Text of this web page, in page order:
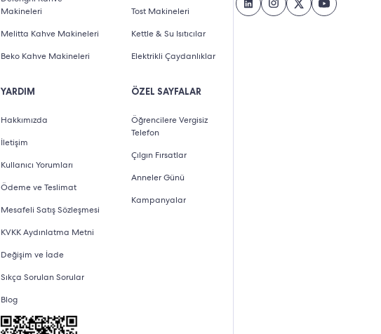
Makineleri
Melitta Kahve Makineleri
Beko Kahve Makineleri
YARDIM
Hakkımızda
İletişim
Kullanıcı Yorumları
Ödeme ve Teslimat
Mesafeli Satış Sözleşmesi
KVKK Aydınlatma Metni
Değişim ve İade
Sıkça Sorulan Sorular
Blog
Tost Makineleri
Kettle & Su Isıtıcılar
Elektrikli Çaydanlıklar
ÖZEL SAYFALAR
Öğrencilere Vergisiz
Telefon
Çılgın Fırsatlar
Anneler Günü
Kampanyalar